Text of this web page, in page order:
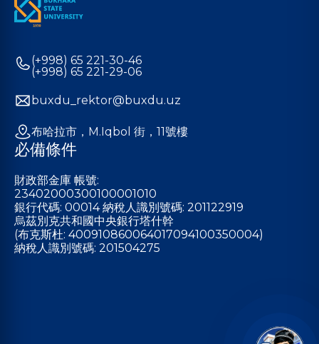
(+998) 65 221-30-46
(+998) 65 221-29-06
buxdu_rektor@buxdu.uz
布哈拉市，M.Iqbol 街，11號樓
必備條件
財政部金庫 帳號:
23402000300100001010
銀行代碼: 00014 納稅人識別號碼: 201122919
烏茲別克共和國中央銀行塔什幹
(布克斯杜: 400910860064017094100350004)
納稅人識別號碼: 201504275